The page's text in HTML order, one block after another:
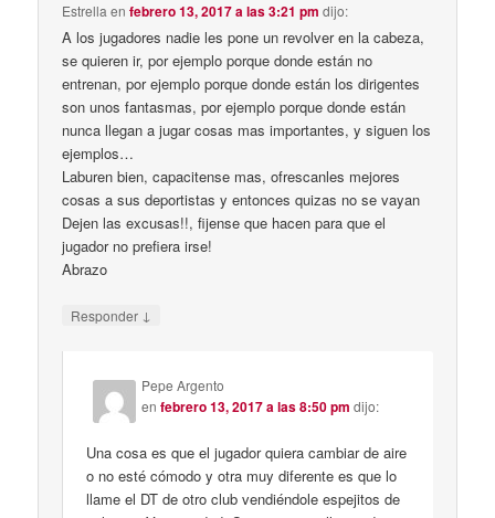
Estrella enfebrero 13, 2017 a las 3:21 pm dijo:
A los jugadores nadie les pone un revolver en la cabeza,
se quieren ir, por ejemplo porque donde están no
entrenan, por ejemplo porque donde están los dirigentes
son unos fantasmas, por ejemplo porque donde están
nunca llegan a jugar cosas mas importantes, y siguen los
ejemplos…
Laburen bien, capacitense mas, ofrescanles mejores
cosas a sus deportistas y entonces quizas no se vayan
Dejen las excusas!!, fijense que hacen para que el
jugador no prefiera irse!
Abrazo
Responder ↓
Pepe Argento
enfebrero 13, 2017 a las 8:50 pm dijo:
Una cosa es que el jugador quiera cambiar de aire
o no esté cómodo y otra muy diferente es que lo
llame el DT de otro club vendiéndole espejitos de